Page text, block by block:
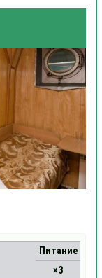
Питание
×3